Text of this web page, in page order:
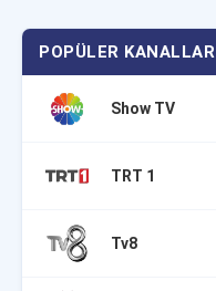
POPÜLER KANALLAR
Show TV
TRT 1
Tv8